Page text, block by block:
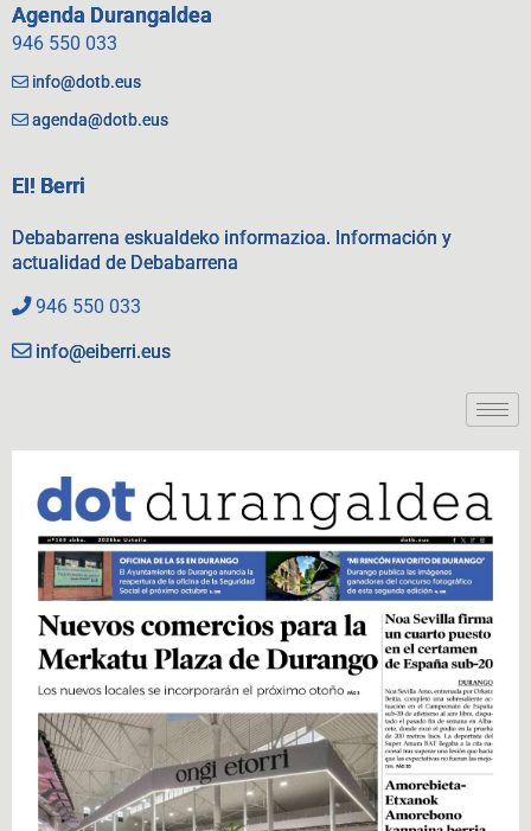
Agenda Durangaldea
946 550 033
info@dotb.eus
agenda@dotb.eus
EI! Berri
Debabarrena eskualdeko informazioa. Información y
actualidad de Debabarrena
946 550 033
info@eiberri.eus